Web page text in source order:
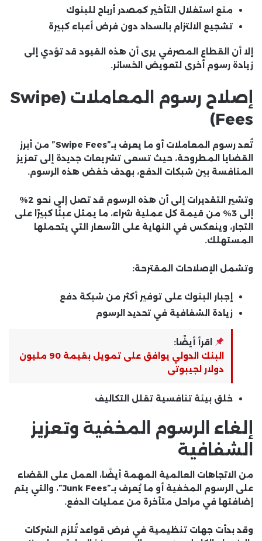
منع استغلال التأخير كمصدر أرباح للبنوك
تشجيع الالتزام بالسداد دون فرض أعباء كبيرة
إلا أن القطاع المصرفي يرى أن هذه القيود قد تؤدي إلى
زيادة رسوم أخرى لتعويض الخسائر.
إصلاح رسوم المعاملات (Swipe
Fees)
تُعد رسوم المعاملات أو ما يعرف بـ”Swipe Fees” من أبرز
القضايا المطروحة، حيث تسعى تشريعات جديدة إلى تعزيز
المنافسة بين شبكات الدفع، بهدف خفض هذه الرسوم.
وتشير التقديرات إلى أن هذه الرسوم قد تصل إلى نحو 2%
إلى 3% من قيمة كل عملية شراء، ما يمثل عبئًا كبيرًا على
التجار، وينعكس في النهاية على الأسعار التي يتحملها
المستهلك.
وتشمل الإصلاحات المقترحة:
إجبار البنوك على توفير أكثر من شبكة دفع
زيادة الشفافية في تحديد الرسوم
اقرأ أيضًا:
البنك الدولي يوافق على تمويل بقيمة 90 مليون
دولار لجيبوتى
خلق بيئة تنافسية تقلل التكاليف
إلغاء الرسوم المخفية وتعزيز
الشفافية
من الاتجاهات العالمية المهمة أيضًا، العمل على القضاء
على الرسوم المخفية أو ما يُعرف بـ”Junk Fees”، والتي يتم
إضافتها في مراحل متأخرة من عمليات الدفع.
وقد بدأت جهات تنظيمية في فرض قواعد تُلزم الشركات